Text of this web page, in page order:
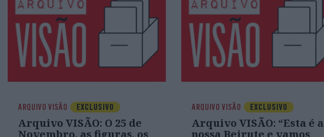
ARQUIVO VISÃO EXCLUSIVO
Arquivo VISÃO: O 25 de
Novembro, as figuras, os
ARQUIVO VISÃO EXCLUSIVO
Arquivo VISÃO: “Esta é a
nossa Beirute e vamos